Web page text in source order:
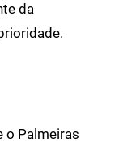
da
o Palmeiras